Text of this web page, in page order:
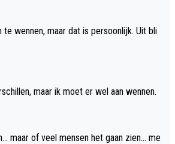
te wennen, maar dat is persoonlijk. Uit bli
maar ik moet er wel aan wennen.
maar of veel mensen het gaan zien... me